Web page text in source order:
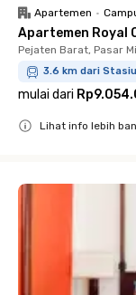
Apartemen •
Apartemen Royal
Pejaten Barat, Pasar
3.6 km dari
mulai dari
Lihat info lebih